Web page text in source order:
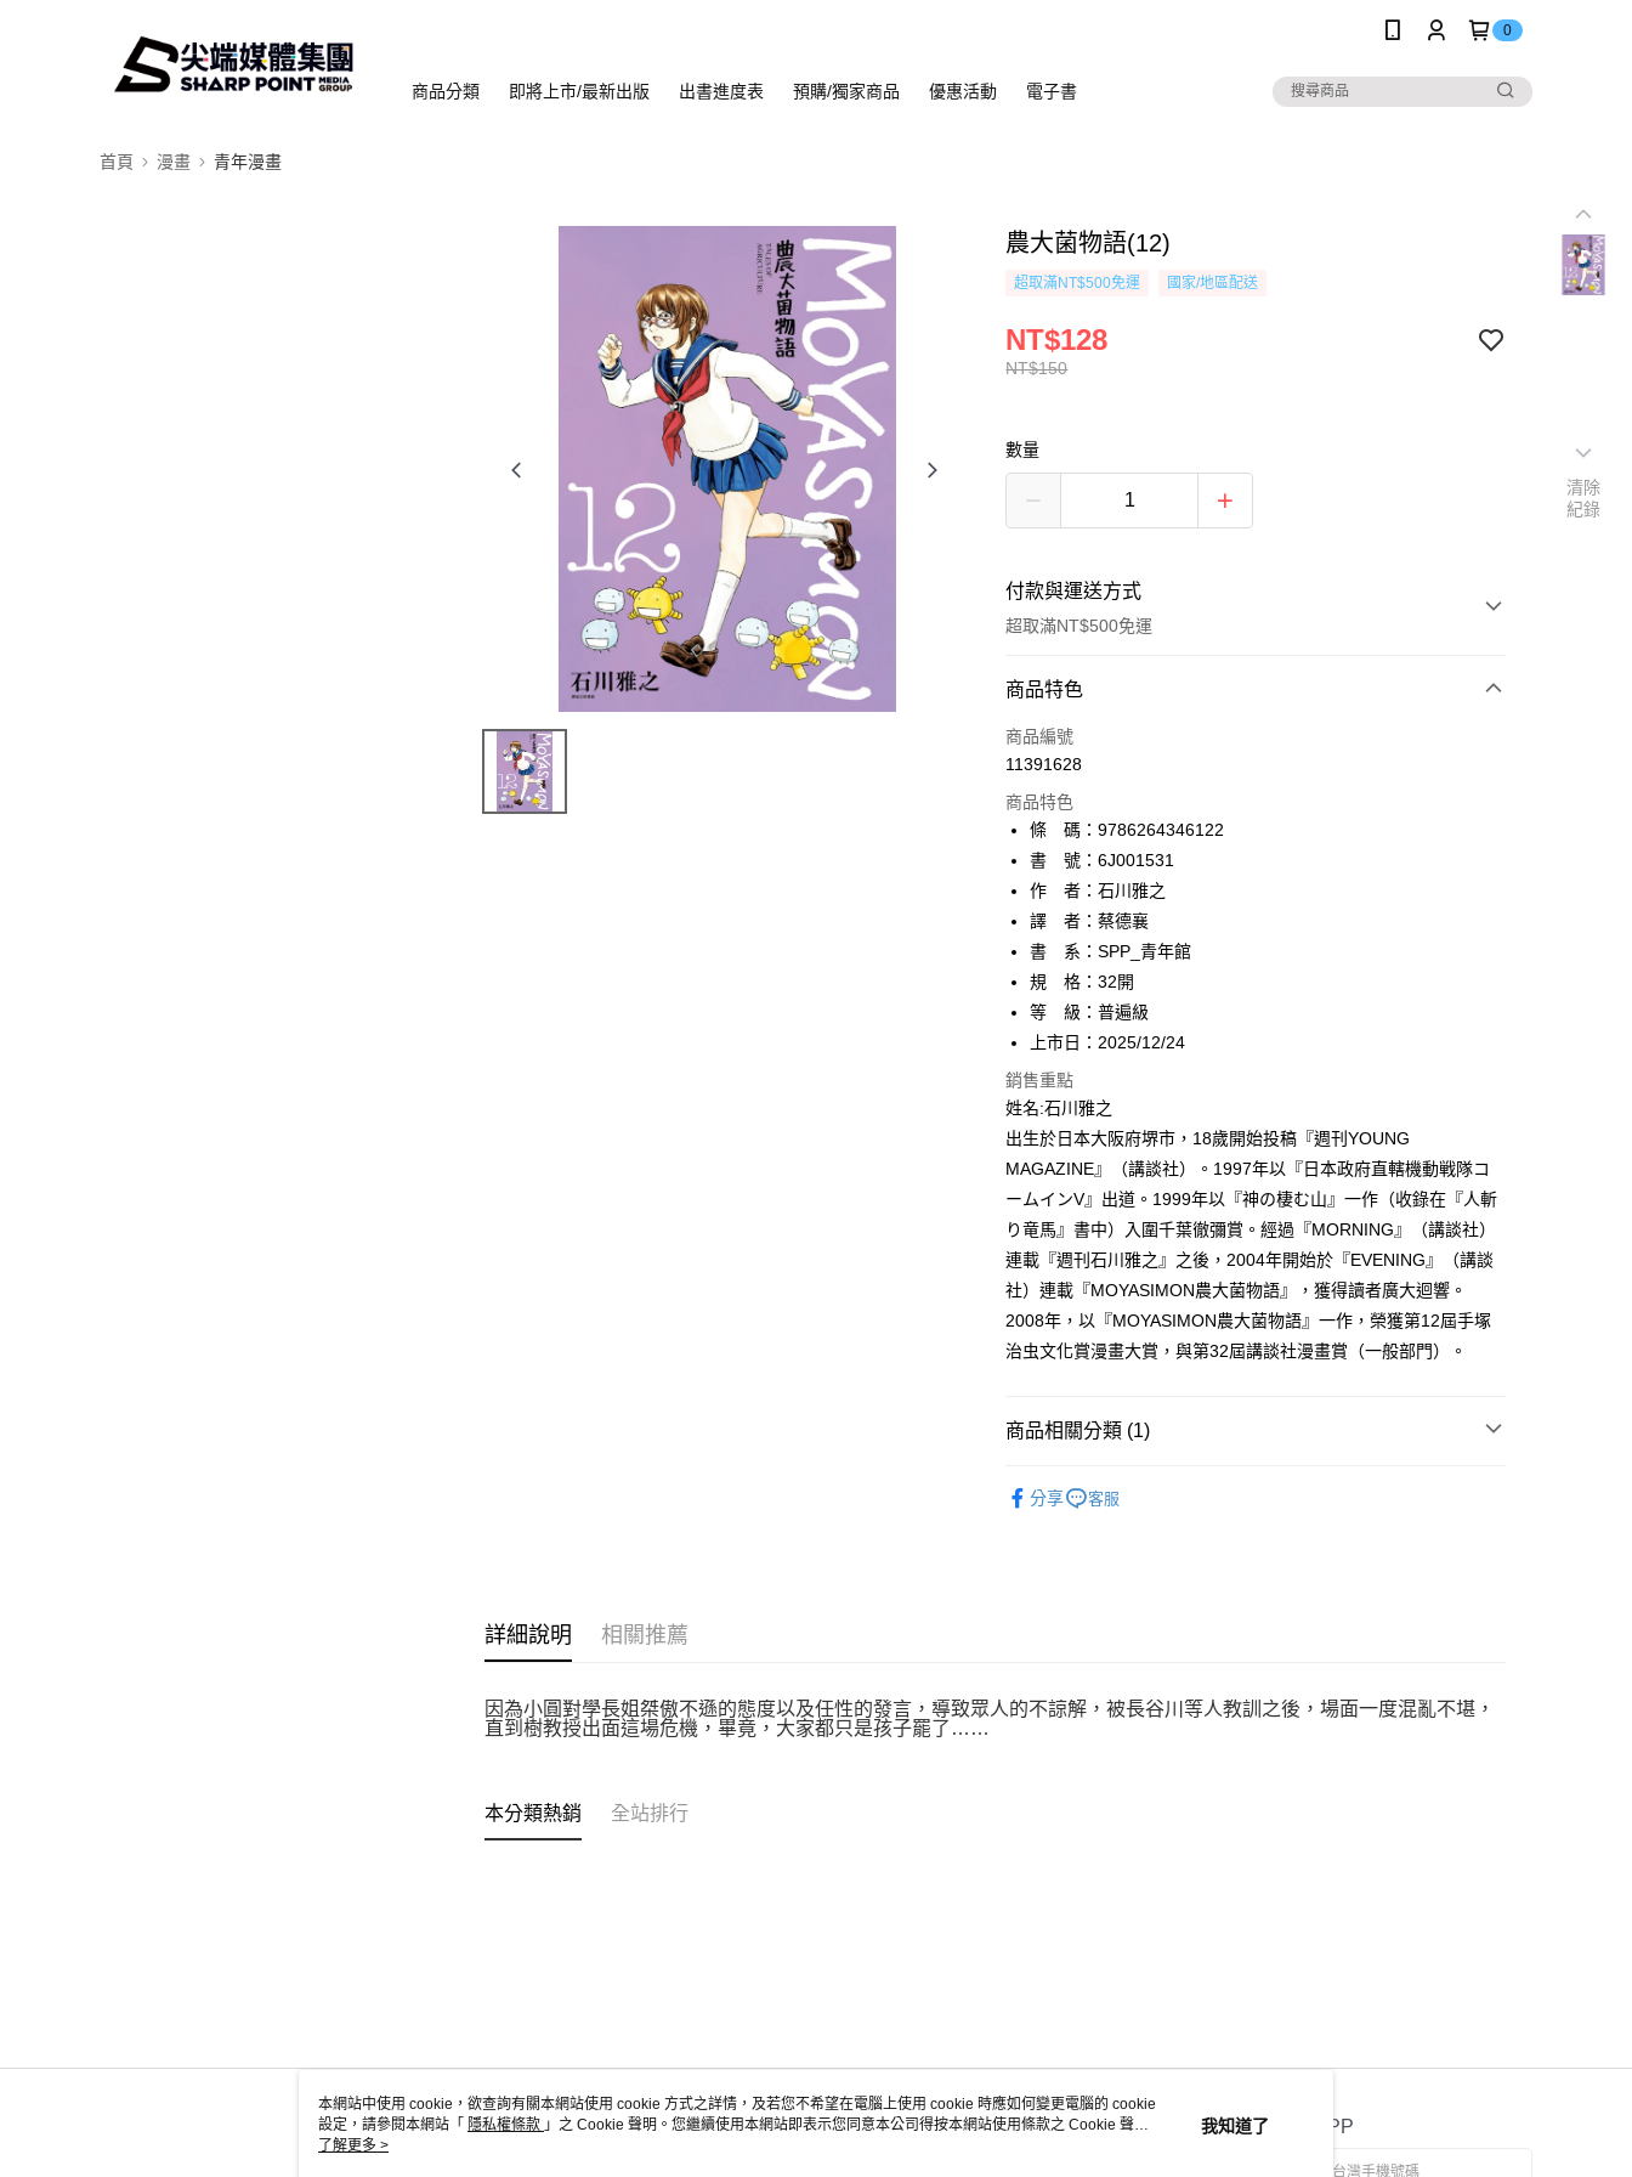
0
商品分類 即將上市/最新出版 出書進度表 預購/獨家商品 優惠活動 電子書
首頁 漫畫 青年漫畫
農大菌物語(12)
超取滿NT$500免運 國家/地區配送
NT$150
NT$128
數量
付款與運送方式
超取滿NT$500免運
付款方式
信用卡一次付款
AFTEE先享後付
相關說明
AFTEE先享後付是「在收到商品之後才付款」的支付方式。 讓您購物簡單
便利好安心！
１．簡單：不需註冊會員、不需綁卡、不需儲值。
２．便利：只要手機號碼，簡訊認證，即可結帳。
３．安心：先確認商品／服務後，再付款。
１．於結帳方式選擇「AFTEE先享後付」後，將跳轉至「AFTEE先享後
付」結帳頁面，進行簡訊認證並確認金額後，即可完成結帳。
２．訂單成立數日內，您將收到繳費通知簡訊。
３．收到繳費通知簡訊後14天內，點擊此簡訊中的連結，可透過四大超商
／ATM／網路銀行／等多元方式進行付款，方視為交易完成。
※ 請注意：結帳手續完成當下不需立刻繳費，但若您需要取消訂單，請聯
絡購買商品的店家。未經商家同意取消之訂單仍視為有效，需透過AFTEE
先享後付繳納相關費用。
※ 交易是否成功請以「AFTEE先享後付 」之結帳頁面顯示為準，若有關於
付客戶支援中心」https://netprotections.freshdesk.com/support/home
【注意事項】
１．透過由恩沛科技股份有限公司提供之「AFTEE先享後付」服務完成之
交易，需依本服務之必要範圍內提供個人資料，並將交易相關給付款項請
https://aftee.tw/terms/#terms3
３．未成年的使用者請事先徵得法定代理人或監護人之同意方可使用
任。
４．使用「AFTEE先享後付」時，將依據個別帳號之用戶狀況，依本公司
ATM付款
運送方式
全家取貨付款
每筆NT$80，滿NT$500(含以上)免運費
付款後全家取貨
每筆NT$80，滿NT$500(含以上)免運費
萊爾富取貨付款
每筆NT$80，滿NT$500(含以上)免運費
付款後萊爾富取貨
每筆NT$80，滿NT$500(含以上)免運費
7-11取貨付款
每筆NT$80，滿NT$500(含以上)免運費
每筆NT$80，滿NT$500(含以上)免運費
商品特色
商品編號
11391628
商品特色
條 碼：9786264346122
書 號：6J001531
作 者：石川雅之
譯 者：蔡德襄
書 系：SPP_青年館
規 格：32開
等 級：普遍級
上市日：2025/12/24
銷售重點
姓名:石川雅之
出生於日本大阪府堺市，18歲開始投稿『週刊YOUNG
MAGAZINE』（講談社）。1997年以『日本政府直轄機動戦隊コ
ームインV』出道。1999年以『神の棲む山』一作（收錄在『人斬
り竜馬』書中）入圍千葉徹彌賞。經過『MORNING』（講談社）
連載『週刊石川雅之』之後，2004年開始於『EVENING』（講談
社）連載『MOYASIMON農大菌物語』，獲得讀者廣大迴響。
2008年，以『MOYASIMON農大菌物語』一作，榮獲第12屆手塚
治虫文化賞漫畫大賞，與第32屆講談社漫畫賞（一般部門）。
商品相關分類 (1)
分享
客服
詳細說明 相關推薦
因為小圓對學長姐桀傲不遜的態度以及任性的發言，導致眾人的不諒解，被長谷川等人教訓之後，場面一度混亂不堪，
直到樹教授出面這場危機，畢竟，大家都只是孩子罷了……
本分類熱銷 全站排行
關於我們 客服資訊 官方APP
清除
紀錄
本網站中使用 cookie，欲查詢有關本網站使用 cookie 方式之詳情，及若您不希望在電腦上使用 cookie 時應如何變更電腦的 cookie
設定，請參閱本網站「 隱私權條款 」之 Cookie 聲明。您繼續使用本網站即表示您同意本公司得按本網站使用條款之 Cookie 聲明
使用 cookie。
了解更多 >
我知道了